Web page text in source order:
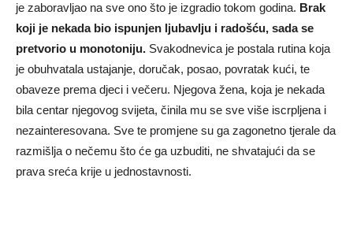
je zaboravljao na sve ono što je izgradio tokom godina. Brak
koji je nekada bio ispunjen ljubavlju i radošću, sada se
pretvorio u monotoniju. Svakodnevica je postala rutina koja
je obuhvatala ustajanje, doručak, posao, povratak kući, te
obaveze prema djeci i večeru. Njegova žena, koja je nekada
bila centar njegovog svijeta, činila mu se sve više iscrpljena i
nezainteresovana. Sve te promjene su ga zagonetno tjerale da
razmišlja o nečemu što će ga uzbuditi, ne shvatajući da se
prava sreća krije u jednostavnosti.